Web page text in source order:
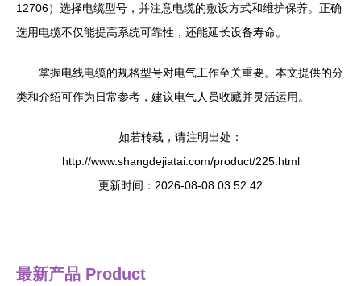
12706）选择电缆型号，并注意电缆的敷设方式和维护保养。正确
选用电缆不仅能提高系统可靠性，还能延长设备寿命。
掌握电线电缆的规格型号对电气工作至关重要。本文提供的分
类和介绍可作为日常参考，建议电气人员收藏并灵活运用。
如若转载，请注明出处：
http://www.shangdejiatai.com/product/225.html
更新时间：2026-08-08 03:52:42
最新产品 Product